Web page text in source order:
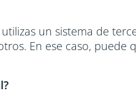
un sistema de
En ese caso,